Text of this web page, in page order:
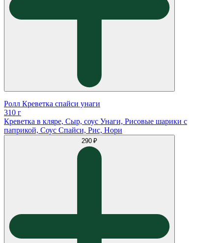
Ролл Креветка спайси унаги
310 г
Креветка в кляре, Сыр, соус Унаги, Рисовые шарики с
паприкой, Соус Спайси, Рис, Нори
290 ₽